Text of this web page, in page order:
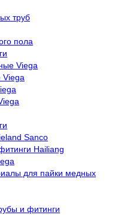
труб
пола
Viega
Viega
Sanco
Hailiang
для пайки медных
и фитинги